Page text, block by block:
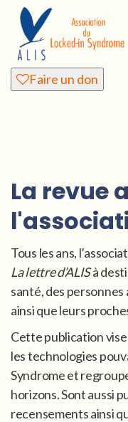
Faire un don
La revue
Tous les ans,
La lettre d’ALISà
santé, des
ainsi que leurs
Cette publication
les technologies
Syndrome et
horizons. Sont aussi
recensements ainsi